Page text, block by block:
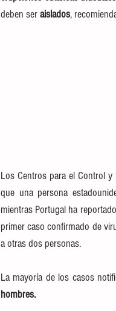
deben ser aislados,
Los Centros para el Control y
que una persona
mientras Portugal ha
primer caso confirmado de
a otras dos personas.
La mayoría de los casos
hombres.